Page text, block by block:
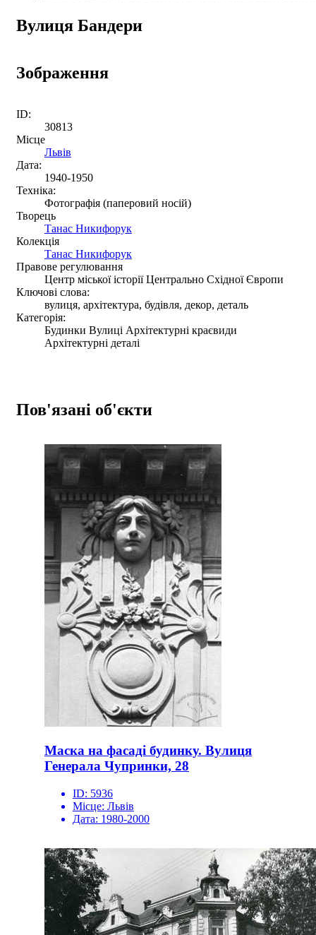
Вулиця Бандери
Зображення
ID:
30813
Місце
Львів
Дата:
1940-1950
Техніка:
Фотографія (паперовий носій)
Творець
Танас Никифорук
Колекція
Танас Никифорук
Правове регулювання
Центр міської історії Центрально Східної Європи
Ключові слова:
вулиця, архітектура, будівля, декор, деталь
Категорія:
Будинки Вулиці Архітектурні краєвиди
Архітектурні деталі
Пов'язані об'єкти
Маска на фасаді будинку. Вулиця
Генерала Чупринки, 28
ID: 5936
Місце: Львів
Дата: 1980-2000